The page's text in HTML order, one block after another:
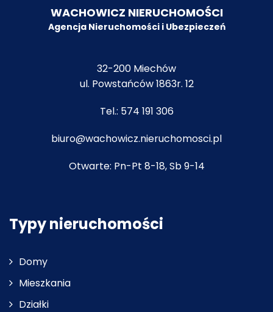
WACHOWICZ NIERUCHOMOŚCI
Agencja Nieruchomości i Ubezpieczeń
32-200 Miechów
ul. Powstańców 1863r. 12
Tel.: 574 191 306
biuro@wachowicz.nieruchomosci.pl
Otwarte: Pn-Pt 8-18, Sb 9-14
Typy nieruchomości
Domy
Mieszkania
Działki